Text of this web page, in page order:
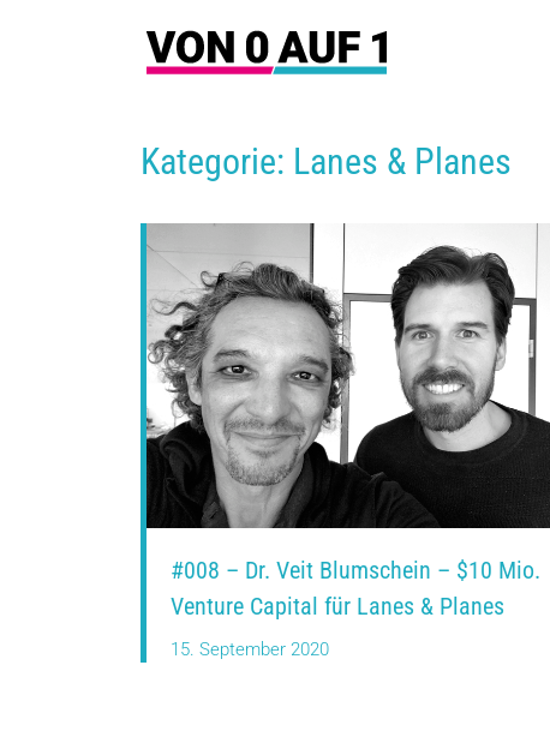
Kategorie: Lanes & Planes
#008 – Dr. Veit Blumschein – $10 Mio.
Venture Capital für Lanes & Planes
15. September 2020